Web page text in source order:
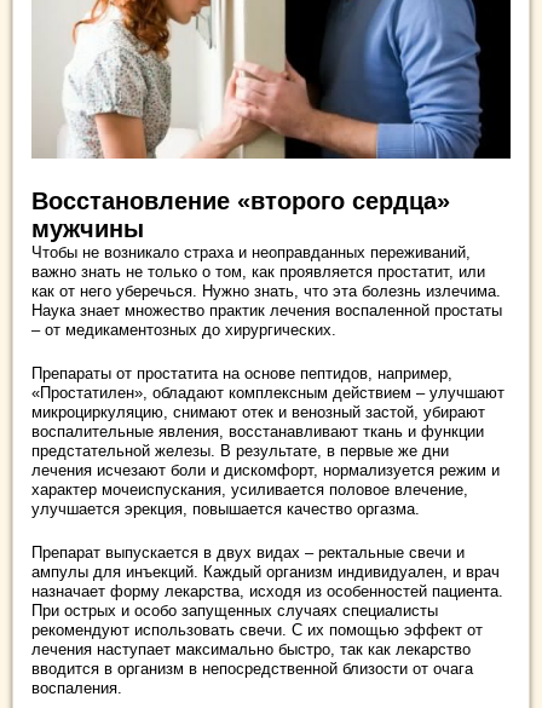
Восстановление «второго сердца»
мужчины
Чтобы не возникало страха и неоправданных переживаний,
важно знать не только о том, как проявляется простатит, или
как от него уберечься. Нужно знать, что эта болезнь излечима.
Наука знает множество практик лечения воспаленной простаты
– от медикаментозных до хирургических.
Препараты от простатита на основе пептидов, например,
«Простатилен», обладают комплексным действием – улучшают
микроциркуляцию, снимают отек и венозный застой, убирают
воспалительные явления, восстанавливают ткань и функции
предстательной железы. В результате, в первые же дни
лечения исчезают боли и дискомфорт, нормализуется режим и
характер мочеиспускания, усиливается половое влечение,
улучшается эрекция, повышается качество оргазма.
Препарат выпускается в двух видах – ректальные свечи и
ампулы для инъекций. Каждый организм индивидуален, и врач
назначает форму лекарства, исходя из особенностей пациента.
При острых и особо запущенных случаях специалисты
рекомендуют использовать свечи. С их помощью эффект от
лечения наступает максимально быстро, так как лекарство
вводится в организм в непосредственной близости от очага
воспаления.